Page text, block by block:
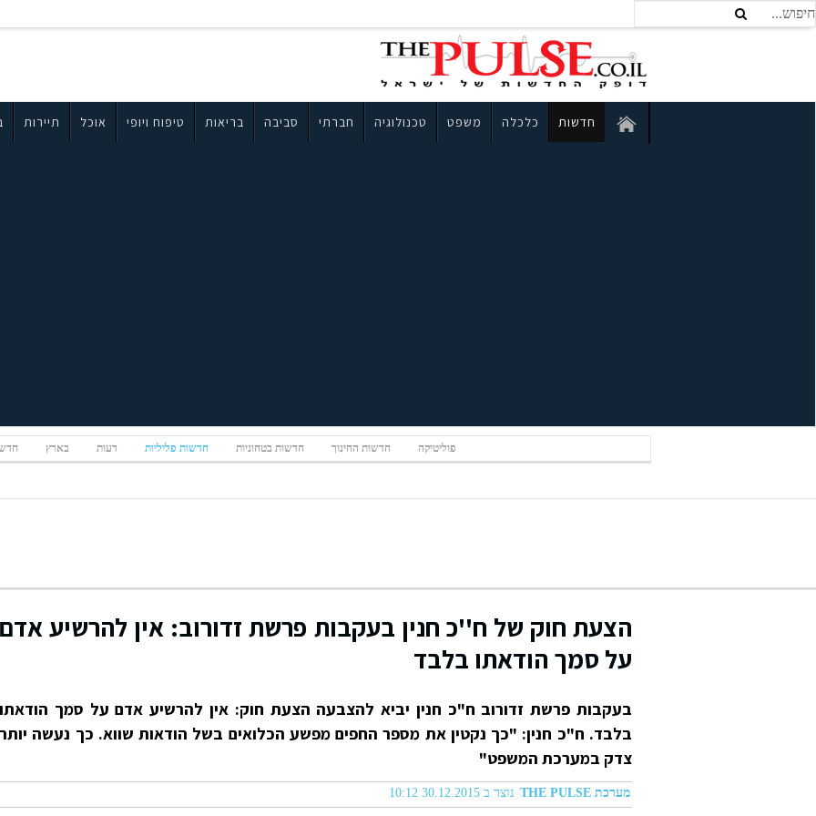
חדשות כלכלה משפט טכנולוגיה חברתי סביבה בריאות טיפוח ויופי אוכל תיירות
פוליטיקה חדשות החינוך חדשות בטחוניות חדשות פליליות דעות בארץ
הצעת חוק של ח''כ חנין בעקבות פרשת זדורוב: אין להרשיע אדם
על סמך הודאתו בלבד
בעקבות פרשת זדורוב ח"כ חנין יביא להצבעה הצעת חוק: אין להרשיע אדם על סמך הודאתו
בלבד. ח"כ חנין: "כך נקטין את מספר החפים מפשע הכלואים בשל הודאות שווא. כך נעשה יותר
צדק במערכת המשפט"
מערכת THE PULSE נוצר ב 30.12.2015 10:12